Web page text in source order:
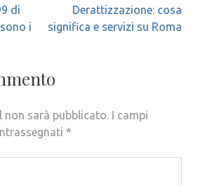
di
i
Derattizzazione: cosa
significa e servizi su Roma
non sarà pubblicato. I campi
*